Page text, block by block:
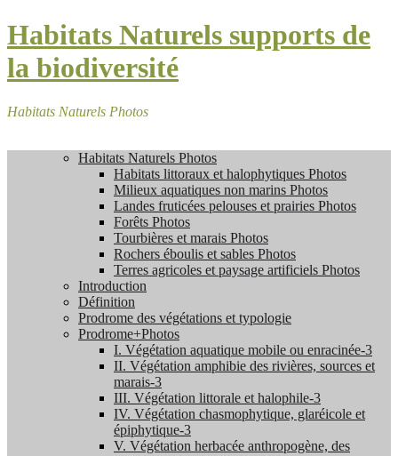
Habitats Naturels supports de
la biodiversité
Habitats Naturels Photos
Habitats Naturels Photos
Habitats littoraux et halophytiques Photos
Milieux aquatiques non marins Photos
Landes fruticées pelouses et prairies Photos
Forêts Photos
Tourbières et marais Photos
Rochers éboulis et sables Photos
Terres agricoles et paysage artificiels Photos
Introduction
Définition
Prodrome des végétations et typologie
Prodrome+Photos
I. Végétation aquatique mobile ou enracinée-3
II. Végétation amphibie des rivières, sources et
marais-3
III. Végétation littorale et halophile-3
IV. Végétation chasmophytique, glaréicole et
épiphytique-3
V. Végétation herbacée anthropogène, des